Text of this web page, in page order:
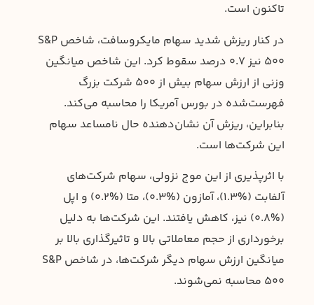
تاکنون است.
در کنار ریزش شدید سهام مایکروسافت، شاخص S&P
500 نیز 0.7 درصد سقوط کرد. این شاخص میانگین
وزنی از ارزش سهام بیش از 500 شرکت بزرگ
فهرست‌شده در بورس آمریکا را محاسبه می‌کند.
بنابراین، ریزش آن نشان‌دهنده حال نامساعد سهام
این شرکت‌ها است.
با اثرپذیری از این موج نزولی، سهام شرکت‌های
آلفابت (%1.3)، آمازون (%0.3)، متا (%0.2) و اپل
(%0.8) نیز، کاهش یافتند. این شرکت‌ها به دلیل
برخورداری از حجم معاملاتی بالا و تاثیرگذاری بالا بر
میانگین ارزش سهام دیگر شرکت‌ها، در شاخص S&P
500 محاسبه نمی‌شوند.